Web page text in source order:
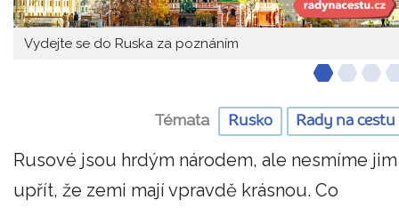
Vydejte se do Ruska za poznáním
Témata Rusko Rady na cestu
Rusové jsou hrdým národem, ale nesmíme jim
upřít, že zemi mají vpravdě krásnou. Co